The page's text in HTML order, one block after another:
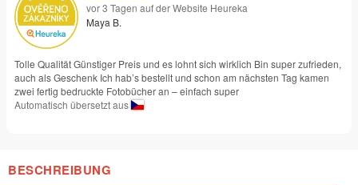
vor 3 Tagen auf der Website Heureka
Maya B.
Tolle Qualität Günstiger Preis und es lohnt sich wirklich Bin super zufrieden,
auch als Geschenk Ich hab’s bestellt und schon am nächsten Tag kamen
zwei fertig bedruckte Fotobücher an – einfach super
Automatisch übersetzt aus
BESCHREIBUNG